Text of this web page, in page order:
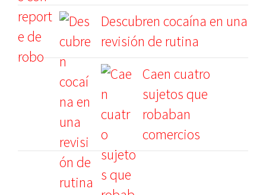
Descubren cocaína en una
revisión de rutina
Caen cuatro
sujetos que
robaban
comercios